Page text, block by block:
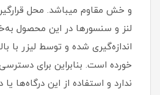
و خش مقاوم میباشد.‏ محل
لنز و سنسورها در این محصول
اندازه‌گیری شده و توسط لیزر با
خورده است‏.‏ بنابراین برای
ندارد و استفاده از این درگاه‌ها